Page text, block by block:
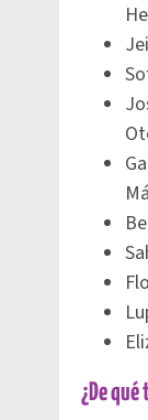
¿De